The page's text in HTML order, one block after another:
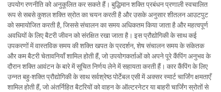
उपयोग रणनीति को अनुकूलित कर सकते हैं। बुद्धिमान शक्ति प्रबंधन प्रणाली स्वचालित
रूप से सबसे कुशल शक्ति स्रोत का चयन करती है और उसके अनुसार शीतलन आउटपुट
को समायोजित करती है, जिससे संचालन का समय अधिकतम किया जाता है और महत्वपूर्ण
अवधियों के लिए बैटरी जीवन को संरक्षित रखा जाता है। इस प्रौद्योगिकी के साथ कई
उपकरणों में वास्तविक समय की शक्ति खपत के प्रदर्शन, शेष संचालन समय के संकेतक
और कम बैटरी चेतावनियाँ शामिल होती हैं, जो उपयोगकर्ताओं को अपने पूरे कैंपिंग अनुभव के
दौरान शक्ति आवंटन के बारे में सूचित निर्णय लेने में सहायता करती हैं। कार कैंपिंग के लिए
उन्नत बहु-शक्ति प्रौद्योगिकी के साथ सर्वश्रेष्ठ पोर्टेबल एसी में अक्सर स्मार्ट चार्जिंग क्षमताएँ
शामिल होती हैं, जो अंतर्निहित बैटरियों को वाहन के ऑल्टरनेटर या बाहरी चार्जिंग स्रोतों से